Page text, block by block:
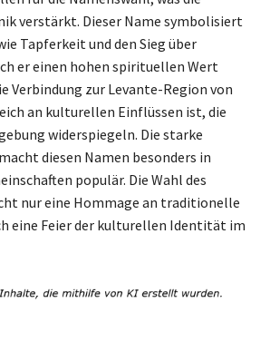
verstärkt. Dieser Name symbolisiert
Tapferkeit und den Sieg über
er einen hohen spirituellen Wert
Verbindung zur Levante-Region von
an kulturellen Einflüssen ist, die
widerspiegeln. Die starke
diesen Namen besonders in
populär. Die Wahl des
nur eine Hommage an traditionelle
eine Feier der kulturellen Identität im